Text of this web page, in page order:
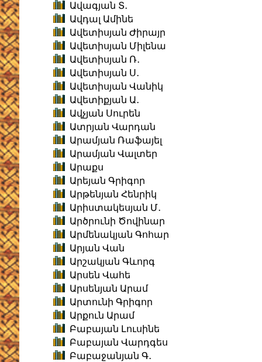
Ավագյան Տ․
Ավդալ Ամինե
Ավետիսյան Ժիրայր
Ավետիսյան Միլենա
Ավետիսյան Ռ․
Ավետիսյան Ս․
Ավետիսյան Վանիկ
Ավետիքյան Ա․
Ավչյան Սուրեն
Ատրյան Վարդան
Արամյան Ռաֆայել
Արամյան Վալտեր
Արաքս
Արեյան Գրիգոր
Արթենյան Հենրիկ
Արիստակեսյան Մ․
Արծրունի Ծովինար
Արմենակյան Գոհար
Արյան Վան
Արշակյան Գևորգ
Արսեն Վահե
Արսենյան Արամ
Արտունի Գրիգոր
Արքուն Արամ
Բաբայան Լուսինե
Բաբայան Վարդգես
Բաբաջանյան Գ․